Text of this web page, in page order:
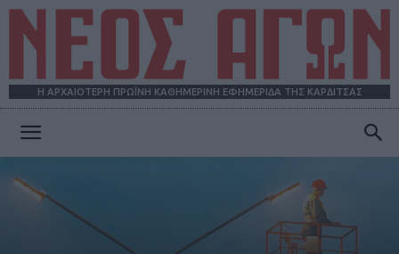
Η ΑΡΧΑΙΟΤΕΡΗ ΠΡΩΪΝΗ ΚΑΘΗΜΕΡΙΝΗ ΕΦΗΜΕΡΙΔΑ ΤΗΣ ΚΑΡΔΙΤΣΑΣ
ΑΓΩΝ